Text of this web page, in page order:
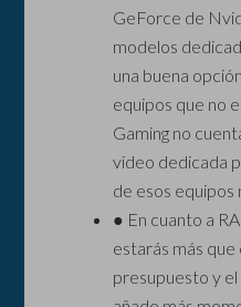
GeForce de
modelos
una buena
equipos que no
Gaming no
video dedicada
de esos equipos
● En cuanto a
estarás más que
presupuesto y